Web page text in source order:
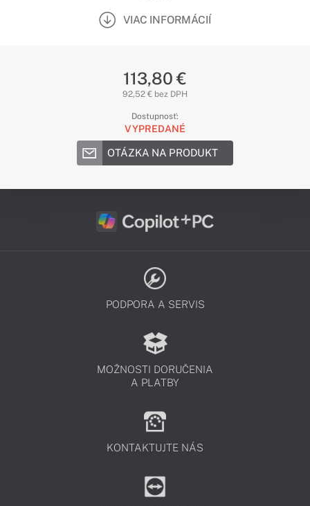
VIAC INFORMÁCIÍ
113,80 €
92,52 € bez DPH
Dostupnosť:
VYPREDANÉ
OTÁZKA NA PRODUKT
PODPORA A SERVIS
MOŽNOSTI DORUČENIA
A PLATBY
KONTAKTUJTE NÁS